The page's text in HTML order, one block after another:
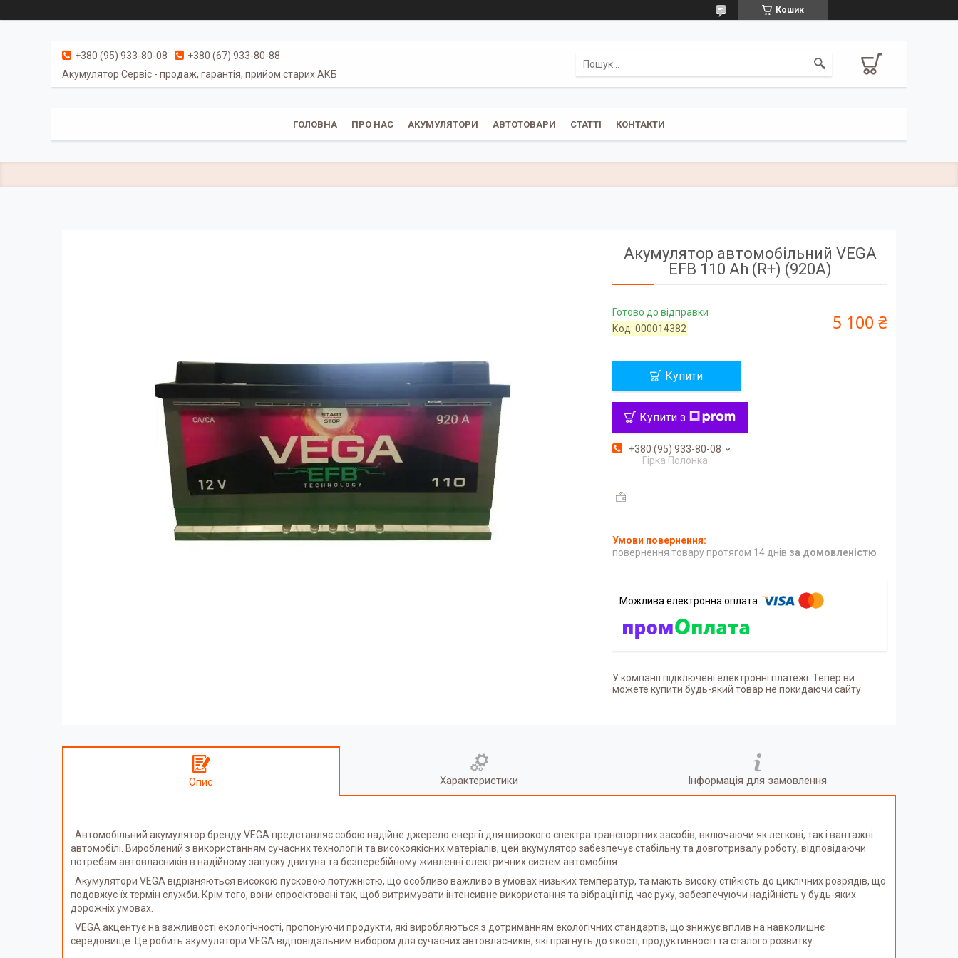
Кошик
+380 (95) 933-80-08
+380 (67) 933-80-88
Акумулятор Сервіс - продаж, гарантія, прийом старих АКБ
ГОЛОВНА ПРО НАС АКУМУЛЯТОРИ АВТОТОВАРИ СТАТТІ КОНТАКТИ
Акумулятор автомобільний VEGA
EFB 110 Ah (R+) (920A)
Готово до відправки
Код:000014382 5 100 ₴
Купити
Купити з
+380 (95) 933-80-08
Гірка Полонка
повернення товару протягом 14 днів за домовленістю
У компанії підключені електронні платежі. Тепер ви
можете купити будь-який товар не покидаючи сайту.
Опис Характеристики Інформація для замовлення
Автомобільний акумулятор бренду VEGA представляє собою надійне джерело енергії для широкого спектра транспортних засобів, включаючи як легкові, так і вантажні
автомобілі. Вироблений з використанням сучасних технологій та високоякісних матеріалів, цей акумулятор забезпечує стабільну та довготривалу роботу, відповідаючи
потребам автовласників в надійному запуску двигуна та безперебійному живленні електричних систем автомобіля.
Акумулятори VEGA відрізняються високою пусковою потужністю, що особливо важливо в умовах низьких температур, та мають високу стійкість до циклічних розрядів, що
подовжує їх термін служби. Крім того, вони спроектовані так, щоб витримувати інтенсивне використання та вібрації під час руху, забезпечуючи надійність у будь-яких
дорожніх умовах.
VEGA акцентує на важливості екологічності, пропонуючи продукти, які виробляються з дотриманням екологічних стандартів, що знижує вплив на навколишнє
середовище. Це робить акумулятори VEGA відповідальним вибором для сучасних автовласників, які прагнуть до якості, продуктивності та сталого розвитку.